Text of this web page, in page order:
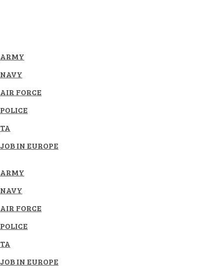
ARMY
NAVY
AIR FORCE
POLICE
TA
JOB IN EUROPE
ARMY
NAVY
AIR FORCE
POLICE
TA
JOB IN EUROPE